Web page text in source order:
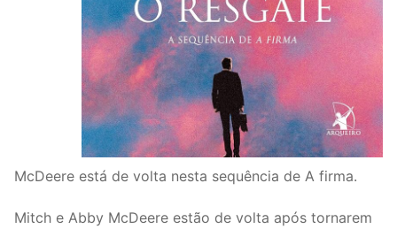
McDeere está de volta nesta sequência de A firma.
Mitch e Abby McDeere estão de volta após tornarem